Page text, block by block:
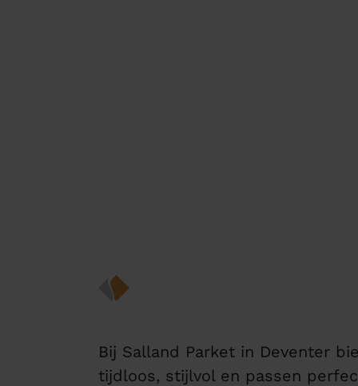
Bij Salland Parket in Deventer
tijdloos, stijlvol en passen